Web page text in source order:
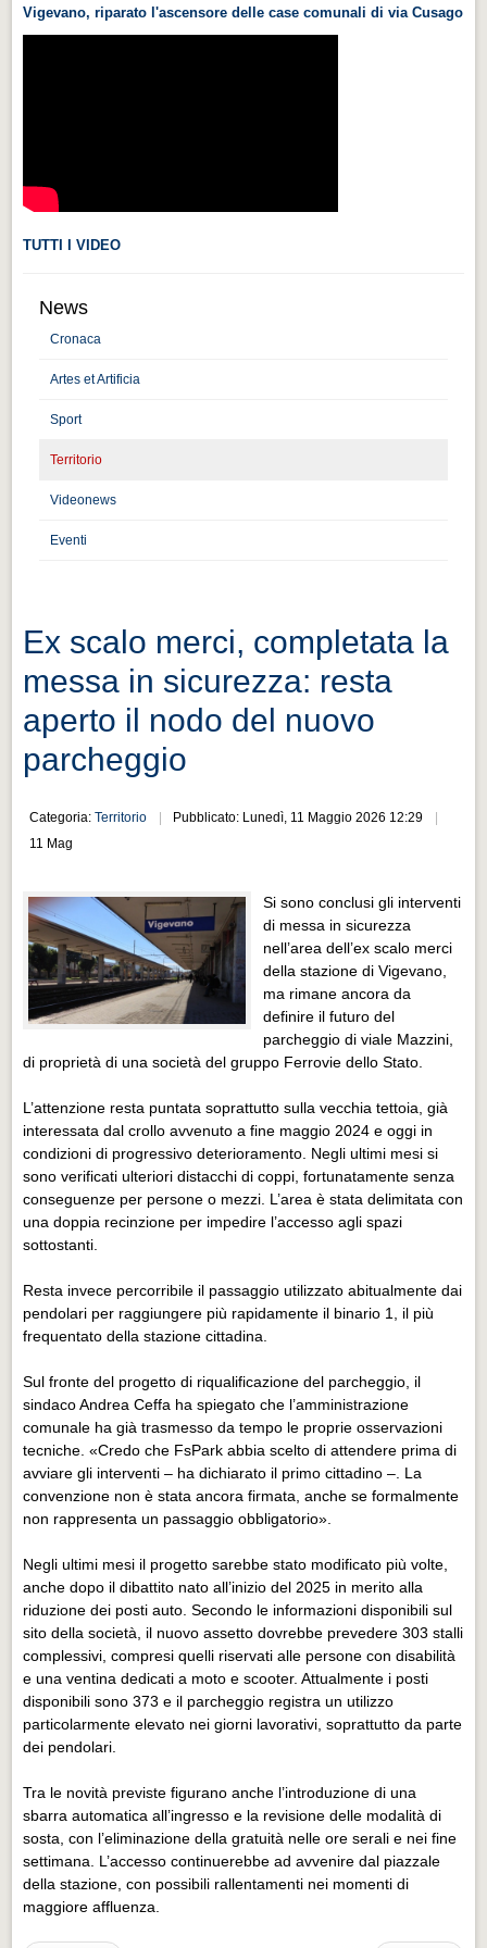
Videonews
CHI SIAMO
CITTÀ
Guida turistica rapida
Guida turistica rapida
Musica e teatro
Musica e teatro
Distretto industriale
Distretto industriale
Muoversi a Vigevano
Cultura e turismo 4.0
PROGETTI
PROGETTI
Progetti Aperti
EVENTI
EVENTI
Eventi Vigevano
Eventi Vigevano
Eventi Pavia
Vigevano, riparato l'ascensore delle case comunali di via Cusago
TUTTI I VIDEO
News
Cronaca
Artes et Artificia
Sport
Territorio
Videonews
Eventi
Ex scalo merci, completata la
messa in sicurezza: resta
aperto il nodo del nuovo
parcheggio
Categoria:Territorio
Pubblicato: Lunedì, 11 Maggio 2026 12:29
11 Mag
Si sono conclusi gli interventi
di messa in sicurezza
nell’area dell’ex scalo merci
della stazione di Vigevano,
ma rimane ancora da
definire il futuro del
parcheggio di viale Mazzini,
di proprietà di una società del gruppo Ferrovie dello Stato.
L’attenzione resta puntata soprattutto sulla vecchia tettoia, già
interessata dal crollo avvenuto a fine maggio 2024 e oggi in
condizioni di progressivo deterioramento. Negli ultimi mesi si
sono verificati ulteriori distacchi di coppi, fortunatamente senza
conseguenze per persone o mezzi. L’area è stata delimitata con
una doppia recinzione per impedire l’accesso agli spazi
sottostanti.
Resta invece percorribile il passaggio utilizzato abitualmente dai
pendolari per raggiungere più rapidamente il binario 1, il più
frequentato della stazione cittadina.
Sul fronte del progetto di riqualificazione del parcheggio, il
sindaco Andrea Ceffa ha spiegato che l’amministrazione
comunale ha già trasmesso da tempo le proprie osservazioni
tecniche. «Credo che FsPark abbia scelto di attendere prima di
avviare gli interventi – ha dichiarato il primo cittadino –. La
convenzione non è stata ancora firmata, anche se formalmente
non rappresenta un passaggio obbligatorio».
Negli ultimi mesi il progetto sarebbe stato modificato più volte,
anche dopo il dibattito nato all’inizio del 2025 in merito alla
riduzione dei posti auto. Secondo le informazioni disponibili sul
sito della società, il nuovo assetto dovrebbe prevedere 303 stalli
complessivi, compresi quelli riservati alle persone con disabilità
e una ventina dedicati a moto e scooter. Attualmente i posti
disponibili sono 373 e il parcheggio registra un utilizzo
particolarmente elevato nei giorni lavorativi, soprattutto da parte
dei pendolari.
Tra le novità previste figurano anche l’introduzione di una
sbarra automatica all’ingresso e la revisione delle modalità di
sosta, con l’eliminazione della gratuità nelle ore serali e nei fine
settimana. L’accesso continuerebbe ad avvenire dal piazzale
della stazione, con possibili rallentamenti nei momenti di
maggiore affluenza.